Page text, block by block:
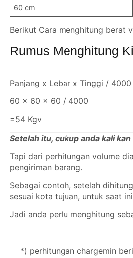
60 cm
Berikut Cara menghitung berat
Rumus Menghitung
Panjang x Lebar x Tinggi / 4000
60 x 60 x 60 / 4000
=54 Kgv
Setelah itu, cukup anda kali
Tapi dari perhitungan volume
pengiriman barang.
Sebagai contoh, setelah
sesuai kota tujuan, untuk saat
Jadi anda perlu menghitung
*) perhitungan chargemin